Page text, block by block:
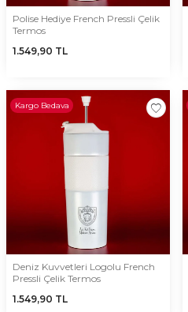
Polise Hediye French Pressli Çelik
Termos
1.549,90 TL
Kargo Bedava
Deniz Kuvvetleri Logolu French
Pressli Çelik Termos
1.549,90 TL